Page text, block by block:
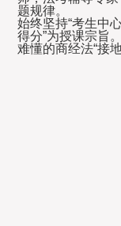
题规律。
始终坚持“考生中
得分”为授课宗旨
难懂的商经法“接地